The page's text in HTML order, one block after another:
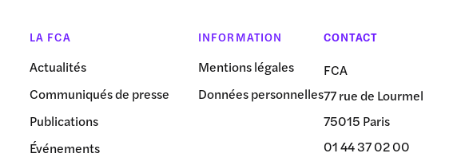
LA FCA
Actualités
Communiqués de presse
Publications
Événements
INFORMATION
Mentions légales
Données personnelles
CONTACT
FCA
77 rue de Lourmel
75015 Paris
01 44 37 02 00